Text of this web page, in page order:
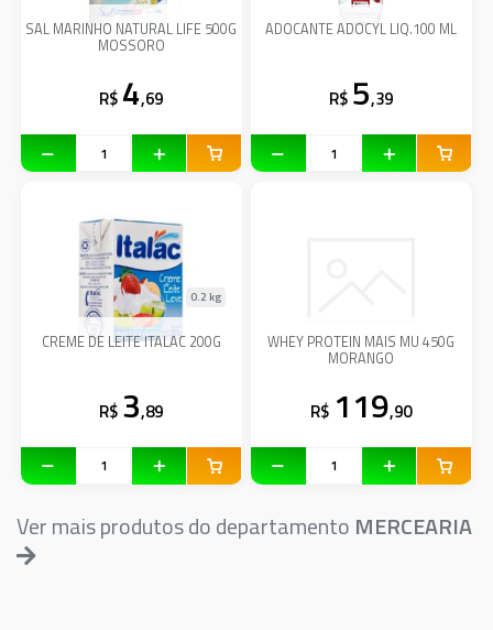
SAL MARINHO NATURAL LIFE 500G
MOSSORO
R$ 4,69
ADOCANTE ADOCYL LIQ.100 ML
R$ 5,39
CREME DE LEITE ITALAC 200G
0.2 kg
R$ 3,89
WHEY PROTEIN MAIS MU 450G
MORANGO
R$ 119,90
Ver mais produtos do departamento MERCEARIA